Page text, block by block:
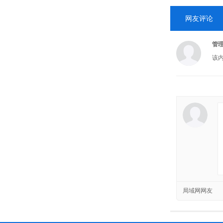
网友评论
管
该
局域网网友